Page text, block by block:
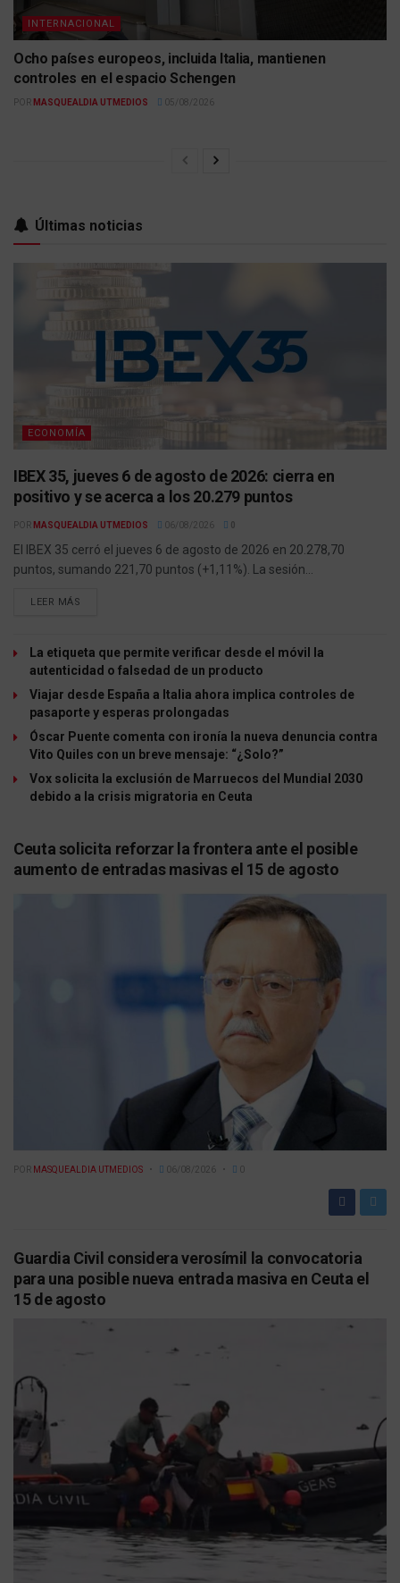
INTERNACIONAL
Ocho países europeos, incluida Italia, mantienen
controles en el espacio Schengen
POR MASQUEALDIA UTMEDIOS 05/08/2026
Últimas noticias
ECONOMÍA
IBEX 35, jueves 6 de agosto de 2026: cierra en
positivo y se acerca a los 20.279 puntos
POR MASQUEALDIA UTMEDIOS 06/08/2026
El IBEX 35 cerró el jueves 6 de agosto de 2026 en 20.278,70
puntos, sumando 221,70 puntos (+1,11%). La sesión...
LEER MÁS
La etiqueta que permite verificar desde el móvil la
autenticidad o falsedad de un producto
Viajar desde España a Italia ahora implica controles de
pasaporte y esperas prolongadas
Óscar Puente comenta con ironía la nueva denuncia contra
Vito Quiles con un breve mensaje: “¿Solo?”
Vox solicita la exclusión de Marruecos del Mundial 2030
debido a la crisis migratoria en Ceuta
Ceuta solicita reforzar la frontera ante el posible
aumento de entradas masivas el 15 de agosto
POR MASQUEALDIA UTMEDIOS 06/08/2026 0
Guardia Civil considera verosímil la convocatoria
para una posible nueva entrada masiva en Ceuta el
15 de agosto